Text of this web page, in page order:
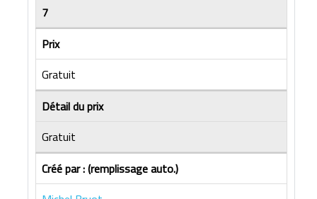
7
Prix
Gratuit
Détail du prix
Gratuit
Créé par : (remplissage auto.)